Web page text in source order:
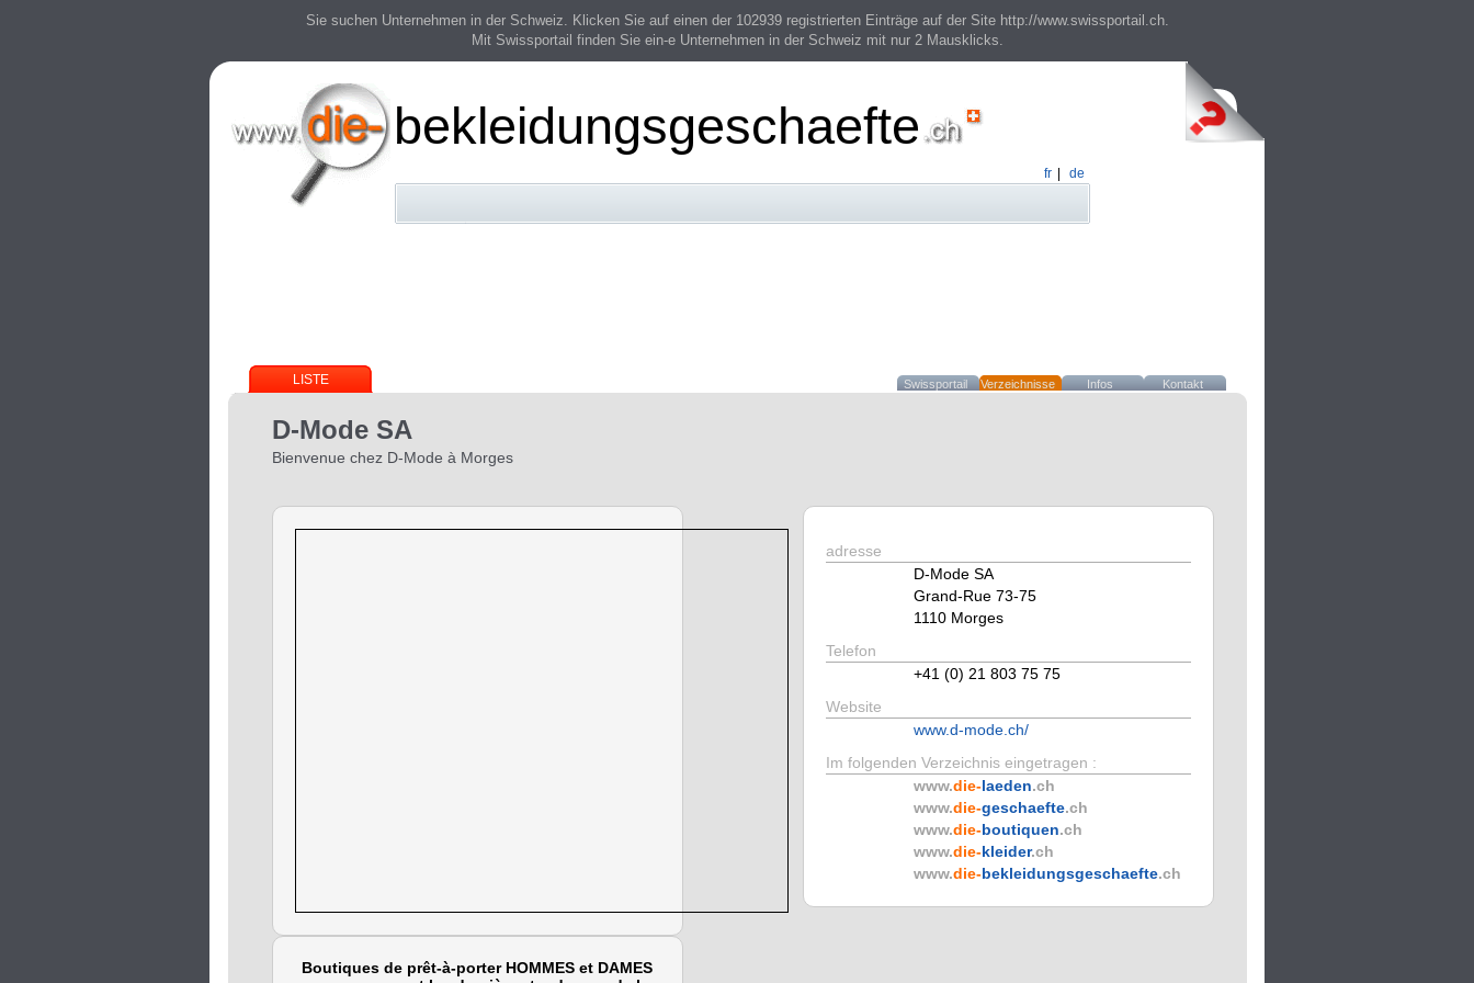
Sie suchen Unternehmen in der Schweiz. Klicken Sie auf einen der 102939 registrierten Einträge auf der Site http://www.swissportail.ch.
Mit Swissportail finden Sie ein-e Unternehmen in der Schweiz mit nur 2 Mausklicks.
bekleidungsgeschaefte
fr de
LISTE Swissportail Verzeichnisse Infos Kontakt
D-Mode SA
Bienvenue chez D-Mode à Morges
Boutiques de prêt-à-porter HOMMES et DAMES
adresse
D-Mode SA
Grand-Rue 73-75
1110 Morges
Telefon
+41 (0) 21 803 75 75
Website
www.d-mode.ch/
Im folgenden Verzeichnis eingetragen :
www.die-laeden.ch
www.die-geschaefte.ch
www.die-boutiquen.ch
www.die-kleider.ch
www.die-bekleidungsgeschaefte.ch